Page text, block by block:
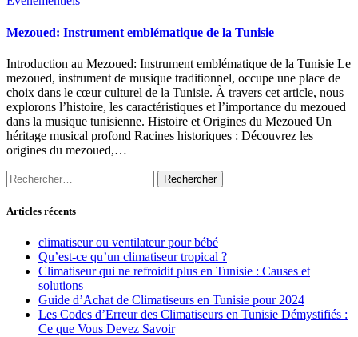
Mezoued: Instrument emblématique de la Tunisie
Introduction au Mezoued: Instrument emblématique de la Tunisie Le
mezoued, instrument de musique traditionnel, occupe une place de
choix dans le cœur culturel de la Tunisie. À travers cet article, nous
explorons l’histoire, les caractéristiques et l’importance du mezoued
dans la musique tunisienne. Histoire et Origines du Mezoued Un
héritage musical profond Racines historiques : Découvrez les
origines du mezoued,…
Rechercher :
Articles récents
climatiseur ou ventilateur pour bébé
Qu’est-ce qu’un climatiseur tropical ?
Climatiseur qui ne refroidit plus en Tunisie : Causes et
solutions
Guide d’Achat de Climatiseurs en Tunisie pour 2024
Les Codes d’Erreur des Climatiseurs en Tunisie Démystifiés :
Ce que Vous Devez Savoir